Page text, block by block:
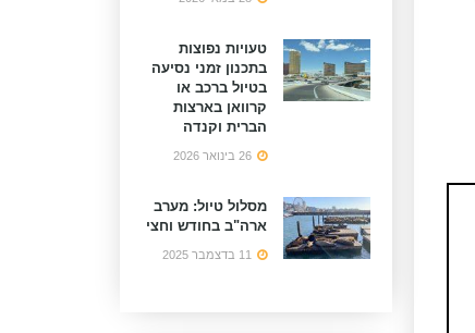
טעויות נפוצות
בתכנון זמני נסיעה
בטיול ברכב או
קרוואן בארצות
הברית וקנדה
26 בינואר 2026
מסלול טיול: מערב
ארה"ב בחודש וחצי